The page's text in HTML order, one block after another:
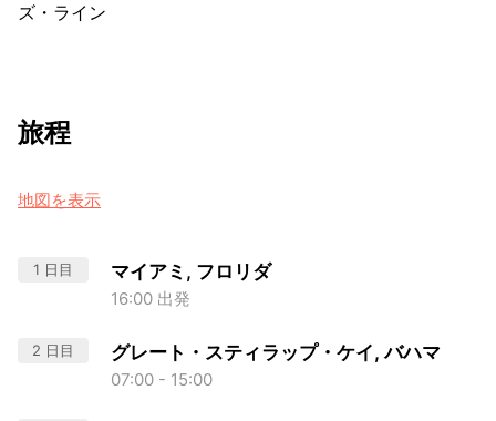
ズ・ライン
旅程
地図を表示
1 日目 マイアミ, フロリダ
16:00 出発
2 日目 グレート・スティラップ・ケイ, バハマ
07:00 - 15:00